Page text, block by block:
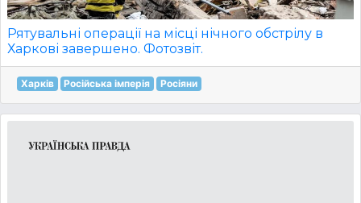
Рятувальні операції на місці нічного обстрілу в
Харкові завершено. Фотозвіт.
Харків Російська імперія Росіяни